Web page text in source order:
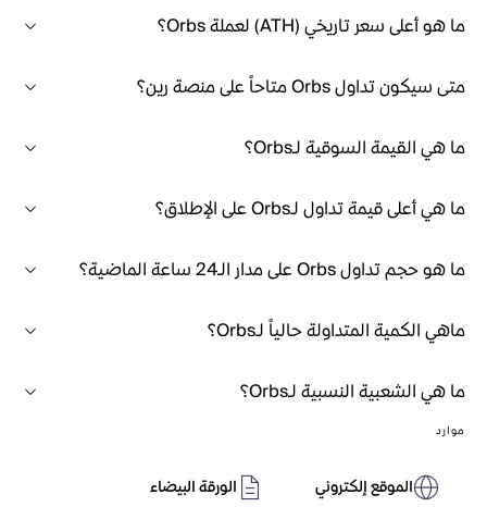
ما هو أعلى سعر تاريخي (ATH) لعملة Orbs؟
متى سيكون تداول Orbs متاحاً على منصة رين؟
ما هي القيمة السوقية لـOrbs؟
ما هي أعلى قيمة تداول لـOrbs على الإطلاق؟
ما هو حجم تداول Orbs على مدار الـ24 ساعة الماضية؟
ماهي الكمية المتداولة حالياً لـOrbs؟
ما هي الشعبية النسبية لـOrbs؟
موارد
الموقع إلكتروني الورقة البيضاء